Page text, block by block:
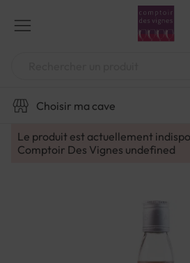
contenu
Choisir ma cave
Le produit est actuellement
Comptoir Des Vignes undefined